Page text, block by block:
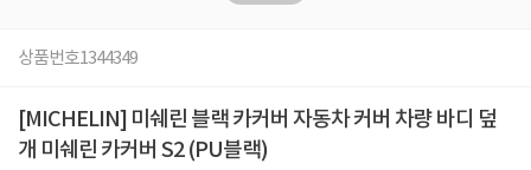
상품번호1344349
[MICHELIN] 미쉐린 블랙 카커버 자동차 커버 차량 바디 덮
개 미쉐린 카커버 S2 (PU블랙)